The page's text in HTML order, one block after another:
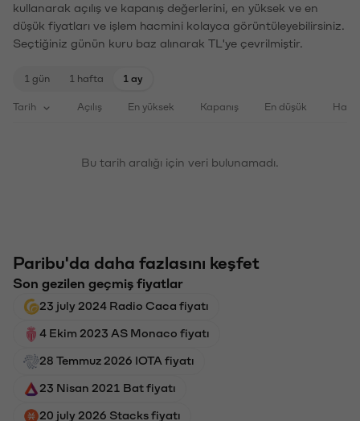
kullanarak açılış ve kapanış değerlerini, en yüksek ve en
düşük fiyatları ve işlem hacmini kolayca görüntüleyebilirsiniz.
Seçtiğiniz günün kuru baz alınarak TL'ye çevrilmiştir.
1 gün 1 hafta 1 ay
Tarih Açılış En yüksek Kapanış En düşük
Bu tarih aralığı için veri bulunamadı.
Paribu'da daha fazlasını keşfet
Son gezilen geçmiş fiyatlar
23 july 2024 Radio Caca fiyatı
4 Ekim 2023 AS Monaco fiyatı
28 Temmuz 2026 IOTA fiyatı
23 Nisan 2021 Bat fiyatı
20 july 2026 Stacks fiyatı